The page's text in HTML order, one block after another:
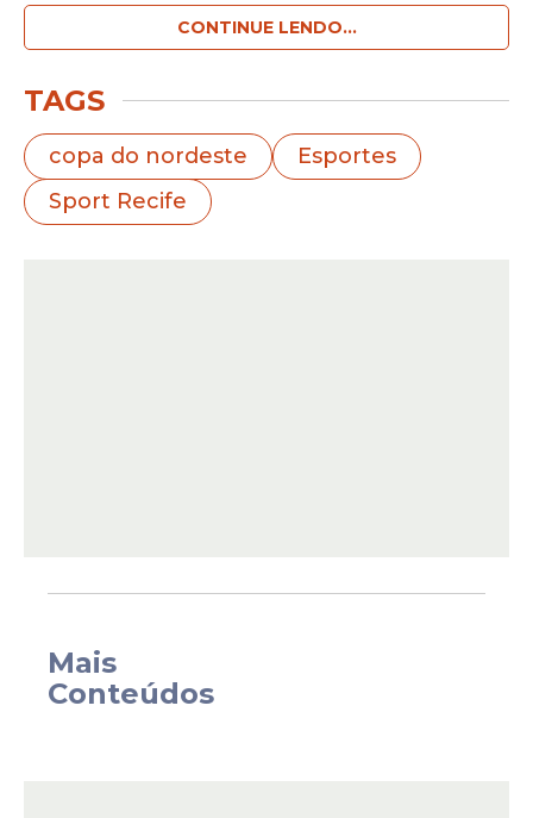
de Prefeiturapelo nosso canal.
O confronto acontece nesta terça-feira
(25), com mando doLeãona Ilha do Retiro,
e é visto como fundamental para o time
CONTINUE LENDO...
TAGS
copa do nordeste
Esportes
Sport Recife
Mais
Conteúdos